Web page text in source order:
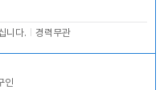
니다. 경력무관
인